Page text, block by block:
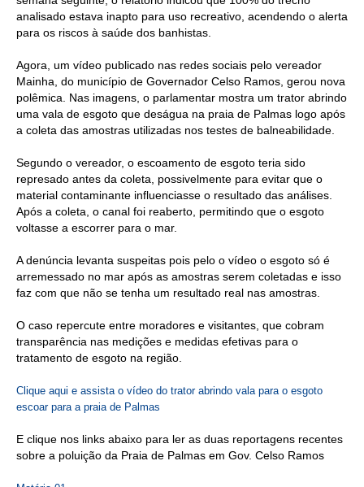
analisado estava inapto para uso recreativo, acendendo o alerta
para os riscos à saúde dos banhistas.
Agora, um vídeo publicado nas redes sociais pelo vereador
Mainha, do município de Governador Celso Ramos, gerou nova
polêmica. Nas imagens, o parlamentar mostra um trator abrindo
uma vala de esgoto que deságua na praia de Palmas logo após
a coleta das amostras utilizadas nos testes de balneabilidade.
Segundo o vereador, o escoamento de esgoto teria sido
represado antes da coleta, possivelmente para evitar que o
material contaminante influenciasse o resultado das análises.
Após a coleta, o canal foi reaberto, permitindo que o esgoto
voltasse a escorrer para o mar.
A denúncia levanta suspeitas pois pelo o vídeo o esgoto só é
arremessado no mar após as amostras serem coletadas e isso
faz com que não se tenha um resultado real nas amostras.
O caso repercute entre moradores e visitantes, que cobram
transparência nas medições e medidas efetivas para o
tratamento de esgoto na região.
Clique aqui e assista o vídeo do trator abrindo vala para o esgoto
escoar para a praia de Palmas
E clique nos links abaixo para ler as duas reportagens recentes
sobre a poluição da Praia de Palmas em Gov. Celso Ramos